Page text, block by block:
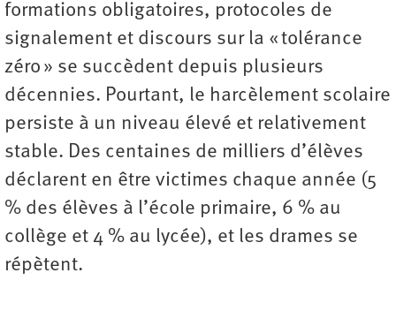
formations obligatoires, protocoles de
signalement et discours sur la « tolérance
zéro » se succèdent depuis plusieurs
décennies. Pourtant, le harcèlement scolaire
persiste à un niveau élevé et relativement
stable. Des centaines de milliers d’élèves
déclarent en être victimes chaque année (5
% des élèves à l’école primaire, 6 % au
collège et 4 % au lycée), et les drames se
répètent.